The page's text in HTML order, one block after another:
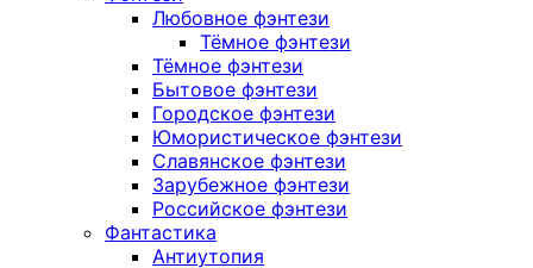
Любовное фэнтези
Тёмное фэнтези
Тёмное фэнтези
Бытовое фэнтези
Городское фэнтези
Юмористическое фэнтези
Славянское фэнтези
Зарубежное фэнтези
Российское фэнтези
Фантастика
Антиутопия